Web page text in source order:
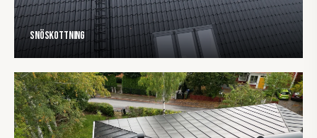
Snöskottning